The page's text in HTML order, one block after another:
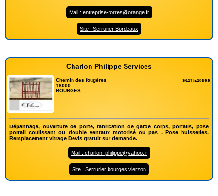
Mail : entreprise-torres@orange.fr
Site : Serrurier Bordeaux
Charlon Philippe Services
Chemin des fougères
18000
BOURGES
0641540966
Dépannage, ouverture de porte, fabrication de garde corps, portails, pose
portail coulissant ou double ventaux motorisé ou pas . Pose huisseries.
Remplacement vitrage Devis gratuit sur demande.
Mail : charlon_philippe@yahoo.fr
Site : Serrurier bourges vierzon